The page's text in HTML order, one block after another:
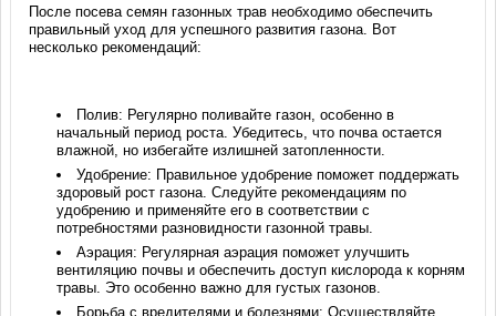
После посева семян газонных трав необходимо обеспечить
правильный уход для успешного развития газона. Вот
несколько рекомендаций:
Полив: Регулярно поливайте газон, особенно в
начальный период роста. Убедитесь, что почва остается
влажной, но избегайте излишней затопленности.
Удобрение: Правильное удобрение поможет поддержать
здоровый рост газона. Следуйте рекомендациям по
удобрению и применяйте его в соответствии с
потребностями разновидности газонной травы.
Аэрация: Регулярная аэрация поможет улучшить
вентиляцию почвы и обеспечить доступ кислорода к корням
травы. Это особенно важно для густых газонов.
Борьба с вредителями и болезнями: Осуществляйте